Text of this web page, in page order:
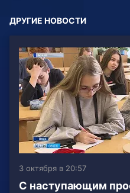
ДРУГИЕ НОВОСТИ
3 октября в 20:57
С наступающим